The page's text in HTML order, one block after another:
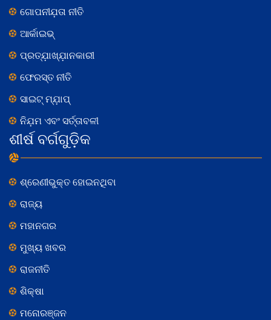
ଗୋପନୀଯ଼ତା ନୀତି
ଆର୍କାଇଭ୍
ପ୍ରତ୍ଯ଼ାଖ୍ଯ଼ାନକାରୀ
ଫେରସ୍ତ ନୀତି
ସାଇଟ୍ ମ୍ଯ଼ାପ୍
ନିଯ଼ମ ଏବଂ ସର୍ତ୍ତାବଳୀ
ଶୀର୍ଷ ବର୍ଗଗୁଡ଼ିକ
ଶ୍ରେଣୀଭୁକ୍ତ ହୋଇନଥିବା
ରାଜ୍ୟ
ମହାନଗର
ମୁଖ୍ୟ ଖବର
ରାଜନୀତି
ଶିକ୍ଷା
ମନୋରଞ୍ଜନ